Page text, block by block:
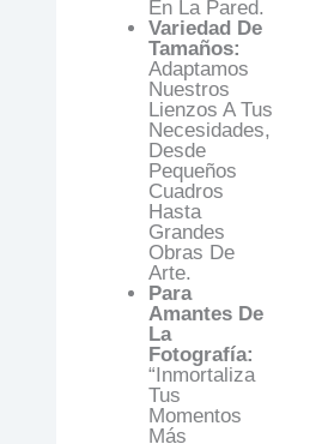
En La Pared.
Variedad De
Tamaños:
Adaptamos
Nuestros
Lienzos A Tus
Necesidades,
Desde
Pequeños
Cuadros
Hasta
Grandes
Obras De
Arte.
Para
Amantes De
La
Fotografía:
“Inmortaliza
Tus
Momentos
Más